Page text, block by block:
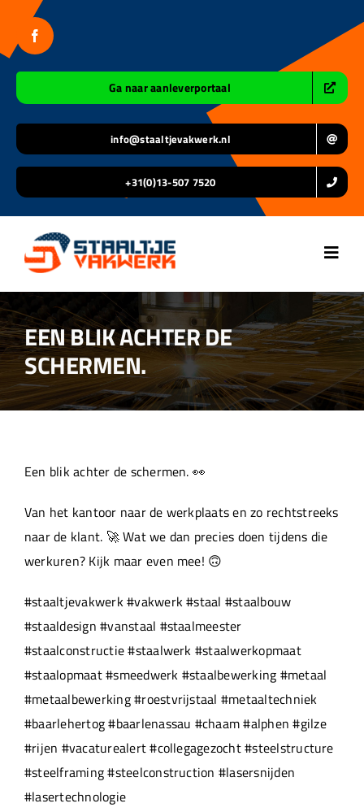
inhoud
Ga naar aanleverportaal
info@staaltjevakwerk.nl
+31(0)13-507 7520
Home
Over ons
Werken bij
EEN BLIK ACHTER DE
SCHERMEN.
Een blik achter de schermen. 👀
Van het kantoor naar de werkplaats en zo rechtstreeks
naar de klant. 🚀 Wat we dan precies doen tijdens die
werkuren? Kijk maar even mee! 🙃
#staaltjevakwerk #vakwerk #staal #staalbouw
#staaldesign #vanstaal #staalmeester
#staalconstructie #staalwerk #staalwerkopmaat
#staalopmaat #smeedwerk #staalbewerking #metaal
#metaalbewerking #roestvrijstaal #metaaltechniek
#baarlehertog #baarlenassau #chaam #alphen #gilze
#rijen #vacaturealert #collegagezocht #steelstructure
#steelframing #steelconstruction #lasersnijden
#lasertechnologie